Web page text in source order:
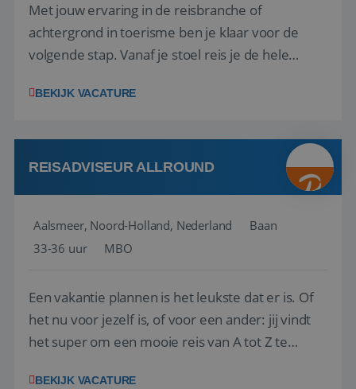
Met jouw ervaring in de reisbranche of
achtergrond in toerisme ben je klaar voor de
volgende stap. Vanaf je stoel reis je de hele
wensen van je team, je klant en wat er in de
klanten te overtuigen om die droomreis te
boeken! ...
BEKIJK VACATURE
REISADVISEUR ALLROUND
Aalsmeer, Noord-Holland, Nederland
Baan
33-36 uur
MBO
Een vakantie plannen is het leukste dat er is. Of
het nu voor jezelf is, of voor een ander: jij vindt
het super om een mooie reis van A tot Z te
BEKIJK VACATURE